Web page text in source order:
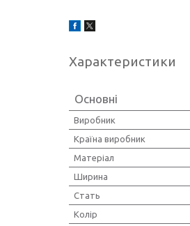
Характеристики
Основні
Виробник
Країна виробник
Матеріал
Ширина
Стать
Колір